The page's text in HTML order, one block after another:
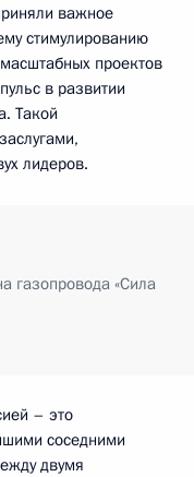
важное
стимулированию
проектов
в развитии
Такой
лидеров.
газопровода «Сила
– это
соседними
двумя